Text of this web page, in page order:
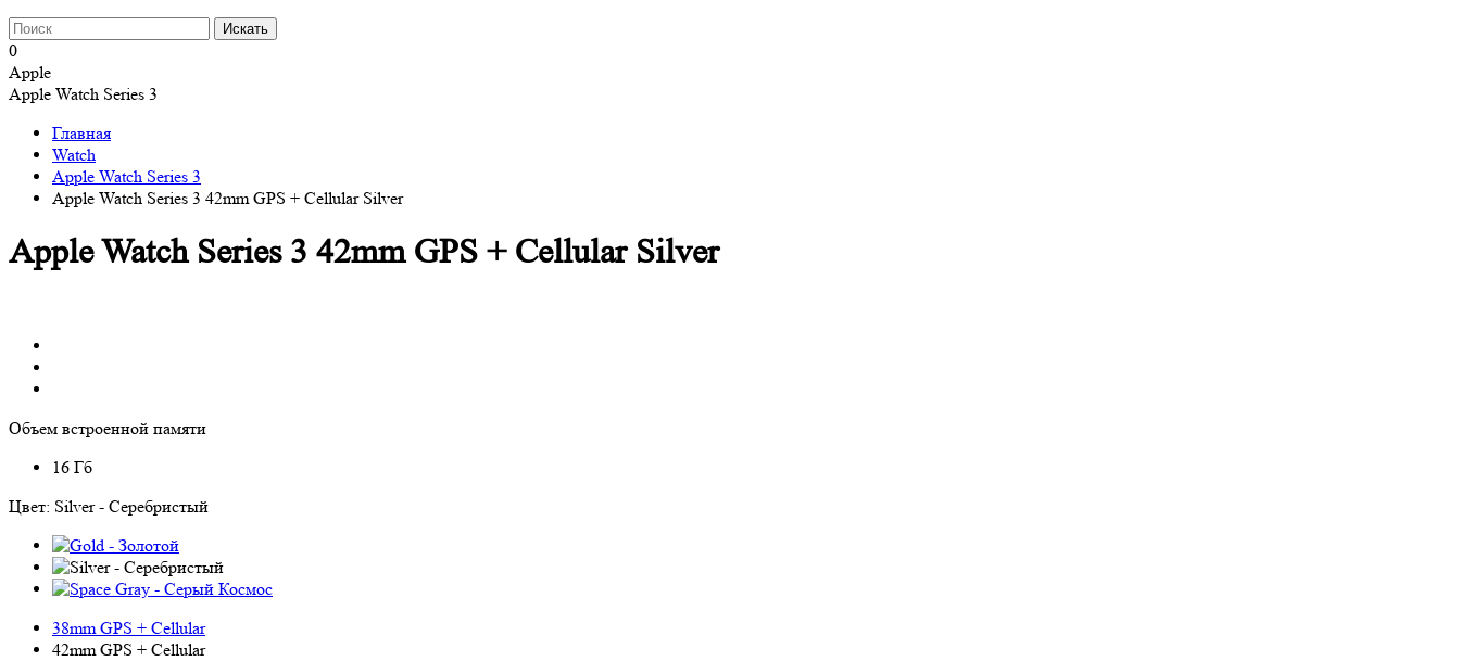
0
Apple
Apple Watch Series 3
Главная
Watch
Apple Watch Series 3
Apple Watch Series 3 42mm GPS + Cellular Silver
Apple Watch Series 3 42mm GPS + Cellular Silver
Объем встроенной памяти
16 Гб
Цвет: Silver - Серебристый
38mm GPS + Cellular
42mm GPS + Cellular